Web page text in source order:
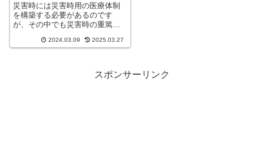
災害時には災害時用の医療体制
を構築する必要があるのです
が、その中でも災害時の重篤患
病院」です。もし、実際に災害
ろう？そんな素朴な疑問をふと
感じました。身近な災害拠点病
2024.03.09 2025.03.27
スポンサーリンク